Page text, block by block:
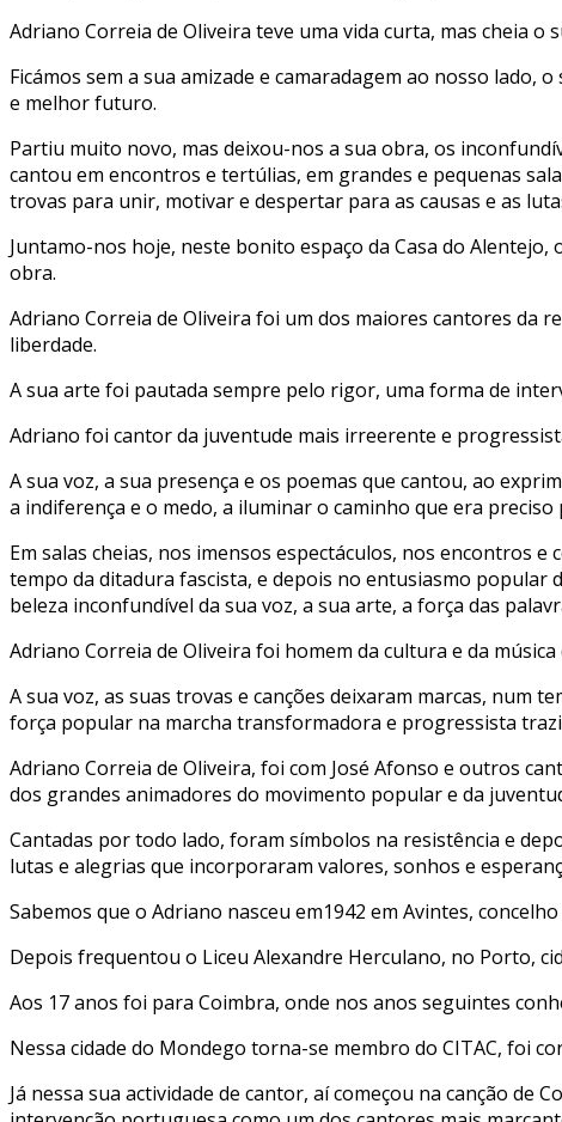
Adriano Correia de Oliveira teve uma vida curta, mas cheia
Ficámos sem a sua amizade e camaradagem ao nosso
e melhor futuro.
Partiu muito novo, mas deixou-nos a sua obra, os
cantou em encontros e tertúlias, em grandes e pequenas
trovas para unir, motivar e despertar para as causas e as
Juntamo-nos hoje, neste bonito espaço da Casa do
obra.
Adriano Correia de Oliveira foi um dos maiores cantores da
liberdade.
A sua arte foi pautada sempre pelo rigor, uma forma de
Adriano foi cantor da juventude mais irreerente e
A sua voz, a sua presença e os poemas que cantou, ao
a indiferença e o medo, a iluminar o caminho que era
Em salas cheias, nos imensos espectáculos, nos encontros
tempo da ditadura fascista, e depois no entusiasmo popular
beleza inconfundível da sua voz, a sua arte, a força das
Adriano Correia de Oliveira foi homem da cultura e da
A sua voz, as suas trovas e canções deixaram marcas, num
força popular na marcha transformadora e progressista
Adriano Correia de Oliveira, foi com José Afonso e outros
dos grandes animadores do movimento popular e da
Cantadas por todo lado, foram símbolos na resistência e
lutas e alegrias que incorporaram valores, sonhos e
Sabemos que o Adriano nasceu em1942 em Avintes,
Depois frequentou o Liceu Alexandre Herculano, no Porto,
Aos 17 anos foi para Coimbra, onde nos anos seguintes
Nessa cidade do Mondego torna-se membro do CITAC, foi
Já nessa sua actividade de cantor, aí começou na canção